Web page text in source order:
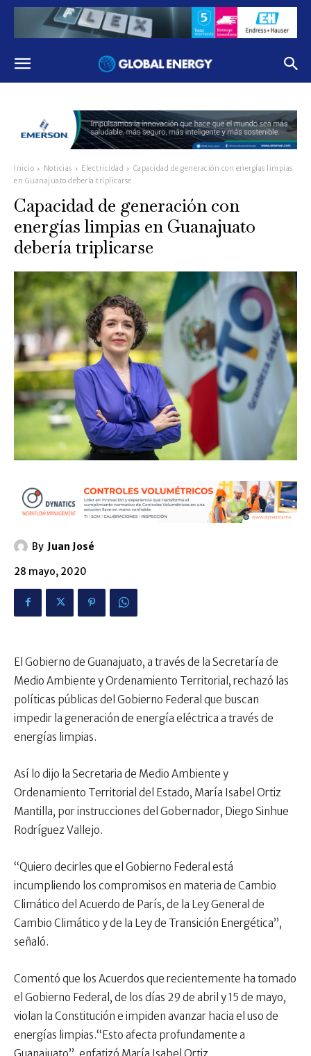
Inicio Noticias Electricidad
Capacidad de generación con energías limpias
en Guanajuato debería triplicarse
Capacidad de generación con
energías limpias en Guanajuato
debería triplicarse
By Juan José
28 mayo, 2020
El Gobierno de Guanajuato, a través de la Secretaría de
Medio Ambiente y Ordenamiento Territorial, rechazó las
políticas públicas del Gobierno Federal que buscan
impedir la generación de energía eléctrica a través de
energías limpias.
Así lo dijo la Secretaria de Medio Ambiente y
Ordenamiento Territorial del Estado, María Isabel Ortiz
Mantilla, por instrucciones del Gobernador, Diego Sinhue
Rodríguez Vallejo.
“Quiero decirles que el Gobierno Federal está
incumpliendo los compromisos en materia de Cambio
Climático del Acuerdo de París, de la Ley General de
Cambio Climático y de la Ley de Transición Energética”,
señaló.
Comentó que los Acuerdos que recientemente ha tomado
el Gobierno Federal, de los días 29 de abril y 15 de mayo,
violan la Constitución e impiden avanzar hacia el uso de
energías limpias.“Esto afecta profundamente a